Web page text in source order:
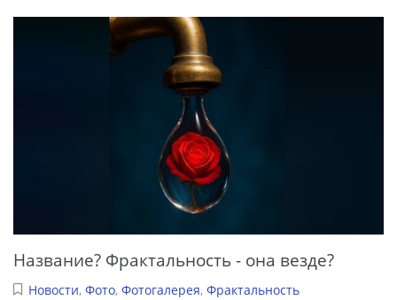
Название? Фрактальность - она везде?
Новости, Фото, Фотогалерея, Фрактальность